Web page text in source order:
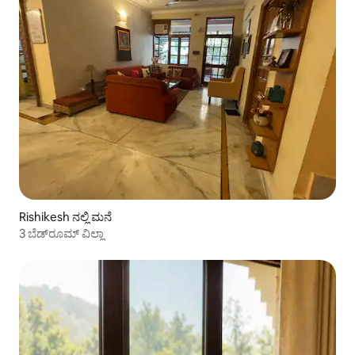
Rishikesh ನಲ್ಲಿ ಮನೆ
3 ಬೆಡ್‌ರೂಮ್ ವಿಲ್ಲಾ